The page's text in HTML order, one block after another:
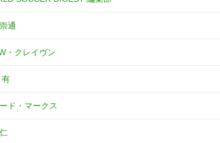
通
・クレイヴン
有
ド・マークス